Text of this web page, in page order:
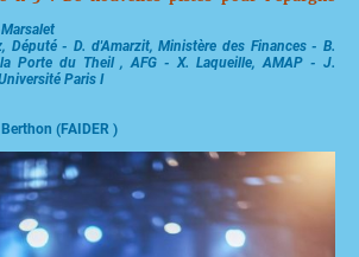
Député - D. d'Amarzit, Ministère des Finances - B.
Porte du Theil , AFG - X. Laqueille, AMAP - J.
Paris I
(FAIDER )